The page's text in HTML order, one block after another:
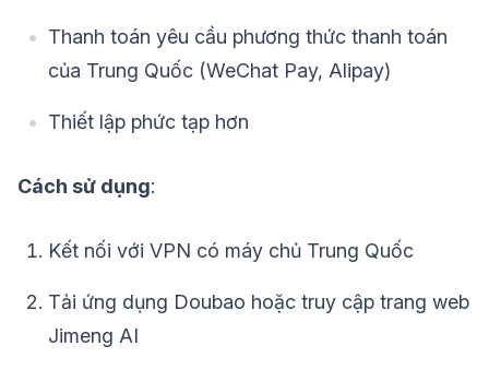
Thanh toán yêu cầu phương thức thanh toán
của Trung Quốc (WeChat Pay, Alipay)
Thiết lập phức tạp hơn
Cách sử dụng:
Kết nối với VPN có máy chủ Trung Quốc
Tải ứng dụng Doubao hoặc truy cập trang web
Jimeng AI